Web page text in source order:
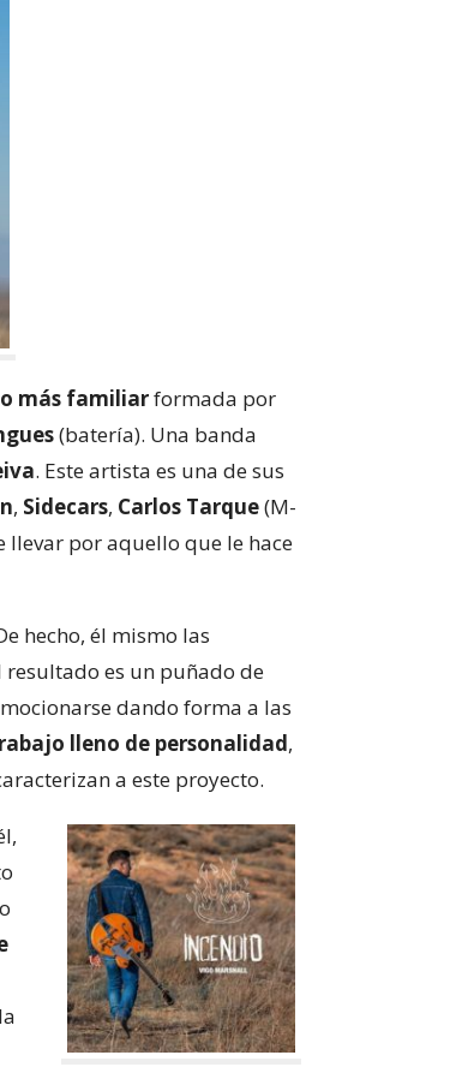
más familiarformada por
(batería). Una banda
. Este artista es una de sus
, Sidecars, Carlos Tarque(M-
llevar por aquello que le hace
hecho, él mismo las
es un puñado de
dando forma a las
lleno de personalidad,
a este proyecto.